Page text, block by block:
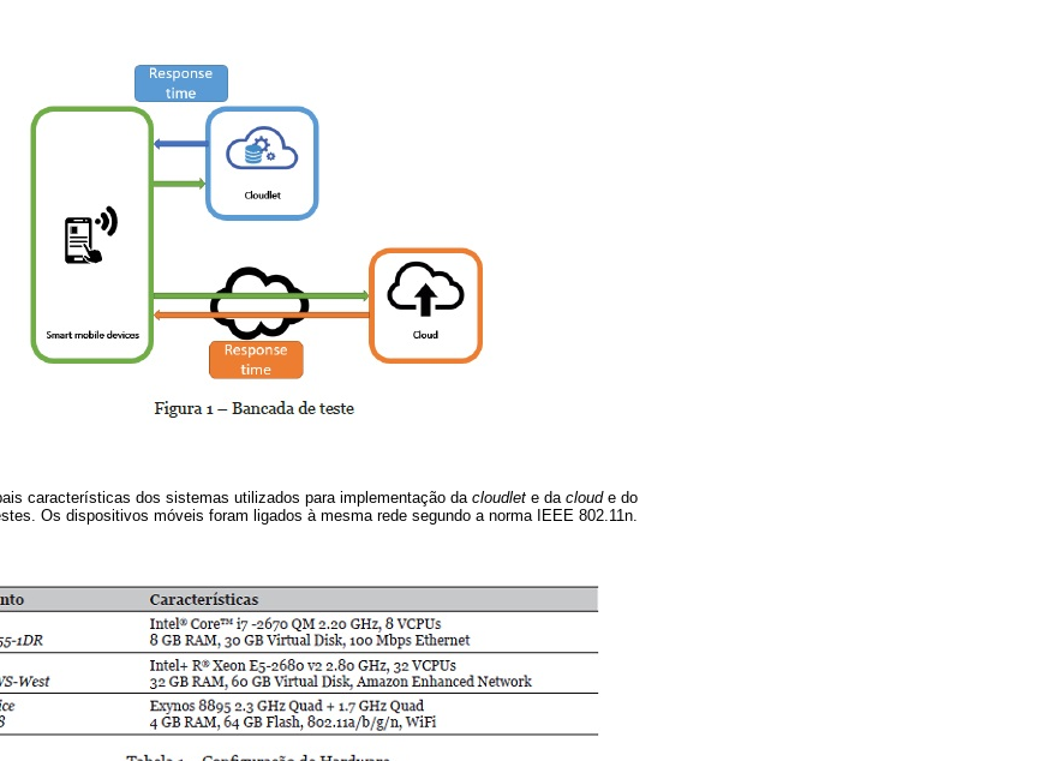
características dos sistemas utilizados para implementação da cloudlet e da cloud e do
Os dispositivos móveis foram ligados à mesma rede segundo a norma IEEE 802.11n.